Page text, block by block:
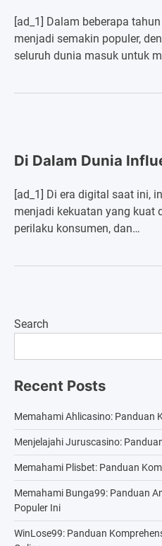
[ad_1] Dalam beberapa
menjadi semakin populer,
seluruh dunia masuk untuk
Di Dalam Dunia
[ad_1] Di era digital saat ini,
menjadi kekuatan yang kuat
perilaku konsumen, dan…
Search
Recent Posts
Memahami Ahlicasino: Panduan
Menjelajahi Juruscasino:
Memahami Plisbet: Panduan
Memahami Bunga99: Panduan
Populer Ini
WinLose99: Panduan